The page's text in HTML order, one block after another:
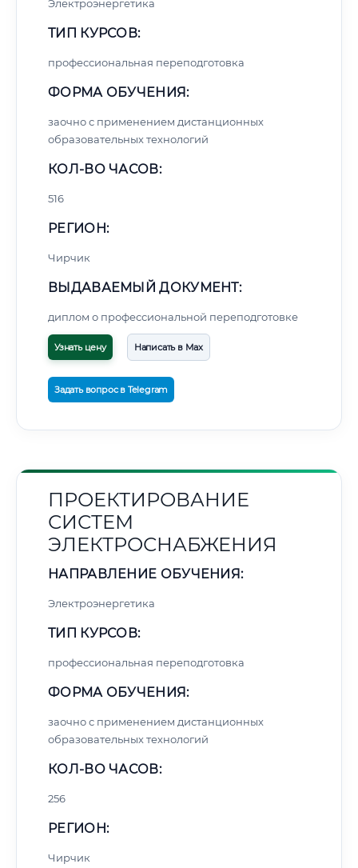
Электроэнергетика
ТИП КУРСОВ:
профессиональная переподготовка
ФОРМА ОБУЧЕНИЯ:
заочно с применением дистанционных
образовательных технологий
КОЛ-ВО ЧАСОВ:
516
РЕГИОН:
Чирчик
ВЫДАВАЕМЫЙ ДОКУМЕНТ:
диплом о профессиональной переподготовке
Узнать цену Написать в Max
Задать вопрос в Telegram
ПРОЕКТИРОВАНИЕ
СИСТЕМ
ЭЛЕКТРОСНАБЖЕНИЯ
НАПРАВЛЕНИЕ ОБУЧЕНИЯ:
Электроэнергетика
ТИП КУРСОВ:
профессиональная переподготовка
ФОРМА ОБУЧЕНИЯ:
заочно с применением дистанционных
образовательных технологий
КОЛ-ВО ЧАСОВ:
256
РЕГИОН:
Чирчик